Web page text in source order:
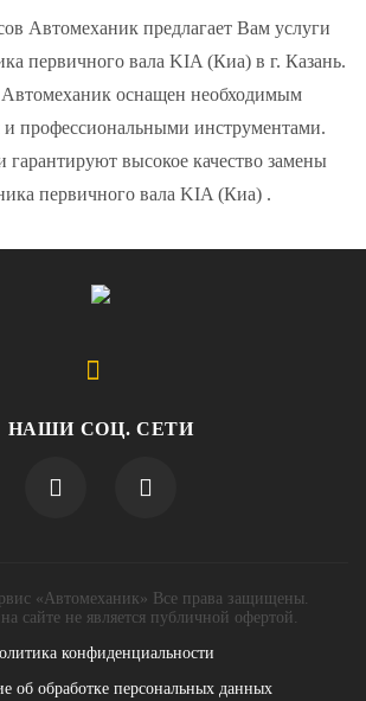
Автомеханик предлагает Вам услуги
первичного вала KIA (Киа) в г. Казань.
оснащен необходимым
и профессиональными инструментами.
высокое качество замены
первичного вала KIA (Киа) .
НАШИ СОЦ. СЕТИ
«Автомеханик» Все права защищены.
сайте не является публичной офертой.
конфиденциальности
об обработке персональных данных